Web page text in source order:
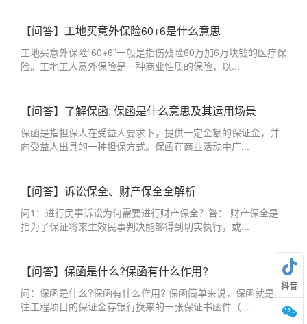
【问答】工地买意外保险60+6是什么意思
工地买意外保险“60+6”一般是指伤残险60万加6万块钱的医疗保
险。工地工人意外保险是一种商业性质的保险，以...
【问答】了解保函: 保函是什么意思及其运用场景
保函是指担保人在受益人要求下，提供一定金额的保证金，并
向受益人出具的一种担保方式。保函在商业活动中广...
【问答】诉讼保全、财产保全全解析
问1：进行民事诉讼为何需要进行财产保全？答： 财产保全是
指为了保证将来生效民事判决能够得到切实执行，或...
【问答】保函是什么?保函有什么作用?
问：保函是什么?保函有什么作用? 保函简单来说，保函就是以
往工程项目的保证金存银行换来的一张保证书函件（...
抖音